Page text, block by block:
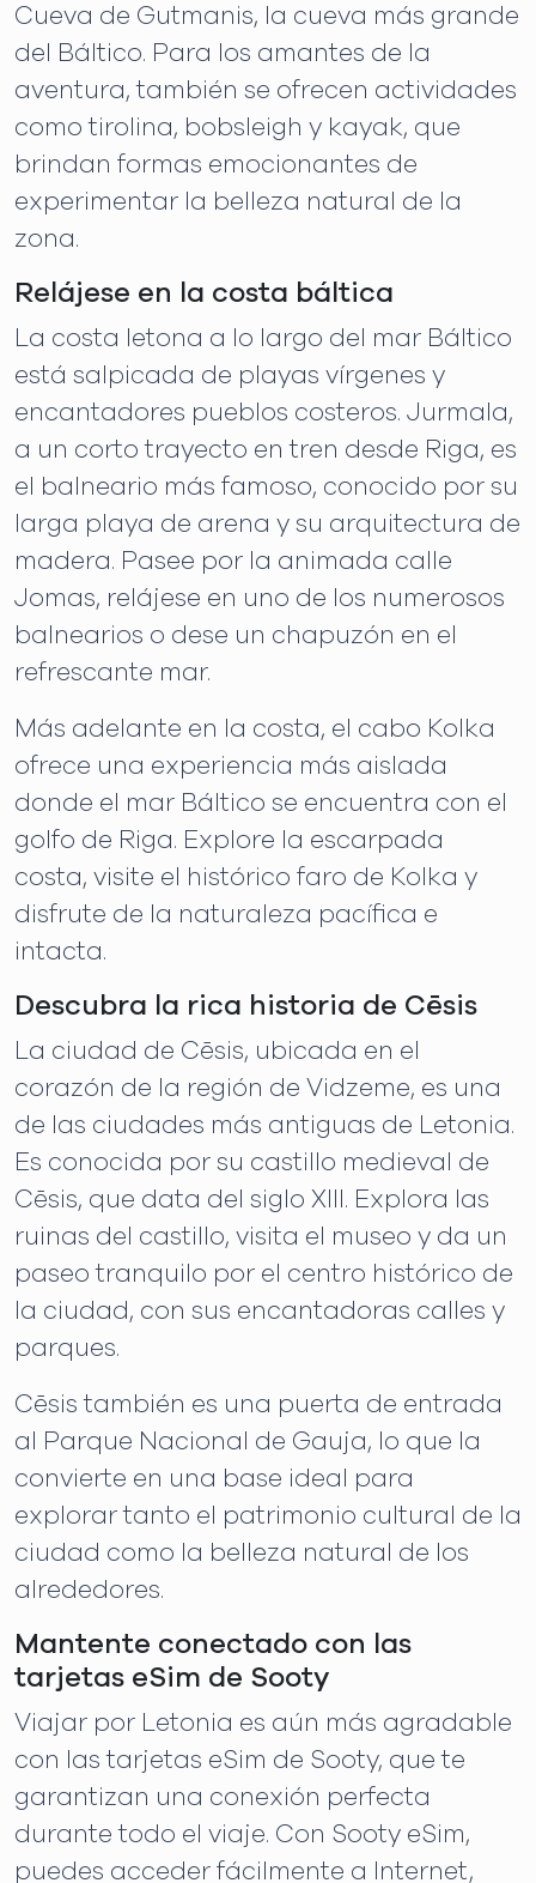
Cueva de Gutmanis, la cueva más grande
del Báltico. Para los amantes de la
aventura, también se ofrecen actividades
como tirolina, bobsleigh y kayak, que
brindan formas emocionantes de
experimentar la belleza natural de la
zona.
Relájese en la costa báltica
La costa letona a lo largo del mar Báltico
está salpicada de playas vírgenes y
encantadores pueblos costeros. Jurmala,
a un corto trayecto en tren desde Riga, es
el balneario más famoso, conocido por su
larga playa de arena y su arquitectura de
madera. Pasee por la animada calle
Jomas, relájese en uno de los numerosos
balnearios o dese un chapuzón en el
refrescante mar.
Más adelante en la costa, el cabo Kolka
ofrece una experiencia más aislada
donde el mar Báltico se encuentra con el
golfo de Riga. Explore la escarpada
costa, visite el histórico faro de Kolka y
disfrute de la naturaleza pacífica e
intacta.
Descubra la rica historia de Cēsis
La ciudad de Cēsis, ubicada en el
corazón de la región de Vidzeme, es una
de las ciudades más antiguas de Letonia.
Es conocida por su castillo medieval de
Cēsis, que data del siglo XIII. Explora las
ruinas del castillo, visita el museo y da un
paseo tranquilo por el centro histórico de
la ciudad, con sus encantadoras calles y
parques.
Cēsis también es una puerta de entrada
al Parque Nacional de Gauja, lo que la
convierte en una base ideal para
explorar tanto el patrimonio cultural de la
ciudad como la belleza natural de los
alrededores.
Mantente conectado con las
tarjetas eSim de Sooty
Viajar por Letonia es aún más agradable
con las tarjetas eSim de Sooty, que te
garantizan una conexión perfecta
durante todo el viaje. Con Sooty eSim,
puedes acceder fácilmente a Internet,